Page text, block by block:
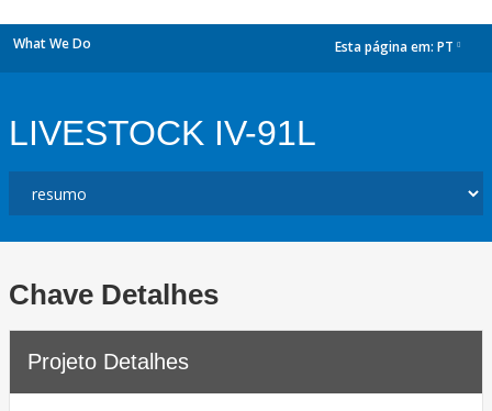
What We Do Esta página em: PT
LIVESTOCK IV-91L
Chave Detalhes
Projeto Detalhes